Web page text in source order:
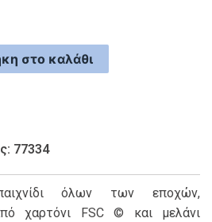
στο καλάθι
77334
όλων των εποχών,
χαρτόνι FSC © και μελάνι